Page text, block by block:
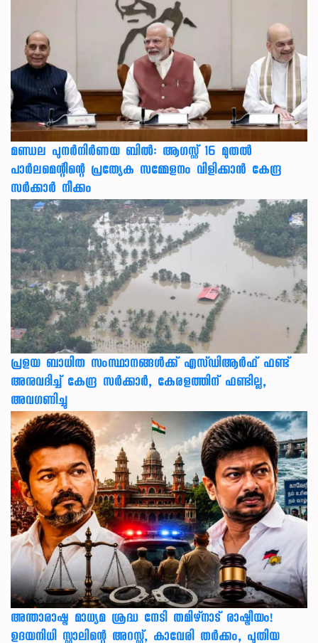
മണ്ഡല പുനർനിർണയ ബിൽ: ആഗസ്റ്റ് 16 മുതൽ
പാർലമെന്റിന്റെ പ്രത്യേക സമ്മേളനം വിളിക്കാൻ കേന്ദ്ര
സർക്കാർ നീക്കം
പ്രളയ ബാധിത സംസ്ഥാനങ്ങൾക്ക് എസ്ഡിആർഫ് ഫണ്ട്
അനുവദിച്ച് കേന്ദ്ര സര്‍ക്കാര്‍, കേരളത്തിന് ഫണ്ടില്ല,
അവഗണിച്ചു
അന്താരാഷ്ട്ര മാധ്യമ ശ്രദ്ധ നേടി തമിഴ്‌നാട് രാഷ്ട്രീയം!
ഉദയനിധി സ്റ്റാലിന്റെ അറസ്റ്റ്, കാവേരി തർക്കം, പുതിയ